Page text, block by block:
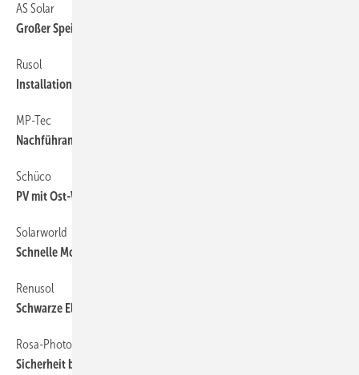
AS Solar
Großer Speicher für kleine Kellertüren
Rusol
Installation ohne Schrauben
MP-Tec
Nachführanlage optimiert Erträge
Schüco
PV mit Ost-West-Ausrichtung
Solarworld
Schnelle Montage auf Schrägdächern
Renusol
Schwarze Eleganz für das Dach
Rosa-Photovoltaik
Sicherheit bei Feuer und Sturmschaden